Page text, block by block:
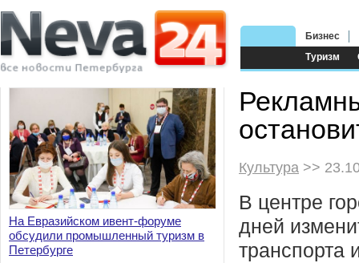
Туризм
Бизнес
На Евразийском ивент-форуме
обсудили промышленный туризм в
Петербурге
Культура >>
В центре
дней
транспорта